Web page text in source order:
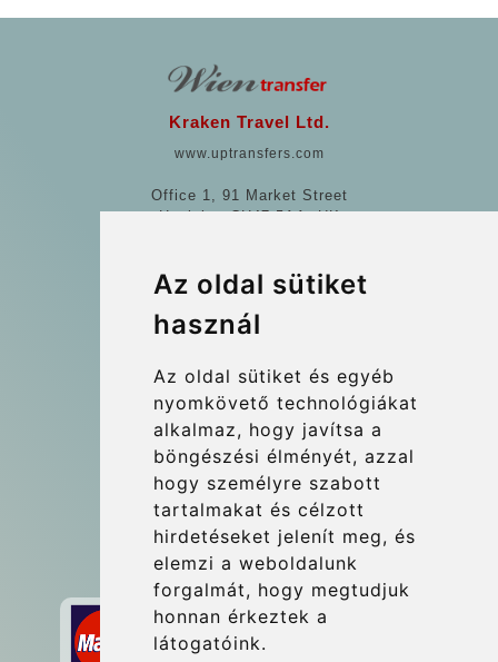
Az oldal sütiket
használ
Az oldal sütiket és egyéb
nyomkövető technológiákat
alkalmaz, hogy javítsa a
böngészési élményét, azzal
hogy személyre szabott
tartalmakat és célzott
hirdetéseket jelenít meg, és
elemzi a weboldalunk
forgalmát, hogy megtudjuk
honnan érkeztek a
látogatóink.
Kraken Travel Ltd.
www.uptransfers.com
Office 1, 91 Market Street
Hoylake, CH47 5AA, UK
© 2026 Kraken Travel Ltd.
Blog
Update cookies preferences
Contact
info@wientransfer.com
Secure Payment with STRIPE